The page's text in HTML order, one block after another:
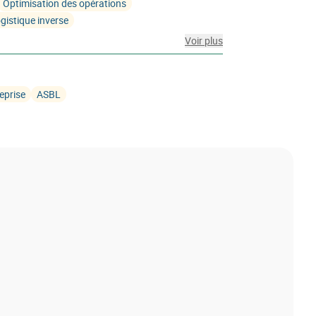
Optimisation des opérations
inverse
Voir plus
ASBL